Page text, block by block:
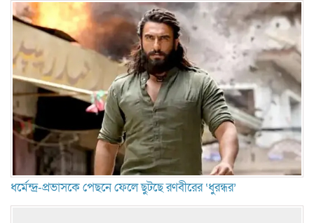
ধর্মেন্দ্র-প্রভাসকে পেছনে ফেলে ছুটছে রণবীরের ‘ধুরন্ধর’